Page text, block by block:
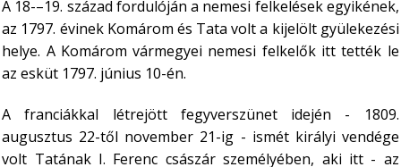
A 18-–19. század fordulóján a nemesi felkelések egyikének,
az 1797. évinek Komárom és Tata volt a kijelölt gyülekezési
helye. A Komárom vármegyei nemesi felkelők itt tették le
az esküt 1797. június 10-én.
A franciákkal létrejött fegyverszünet idején - 1809.
augusztus 22-től november 21-ig - ismét királyi vendége
volt Tatának I. Ferenc császár személyében, aki itt - az